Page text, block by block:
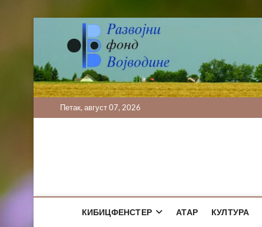
Петак, август 07, 2026
КИБИЦФЕНСТЕР АТАР КУЛТУРА